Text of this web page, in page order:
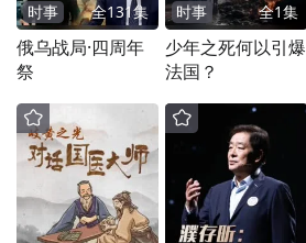
时事 全131集
俄乌战局·四周年
祭
时事 全1集
少年之死何以引爆
法国？